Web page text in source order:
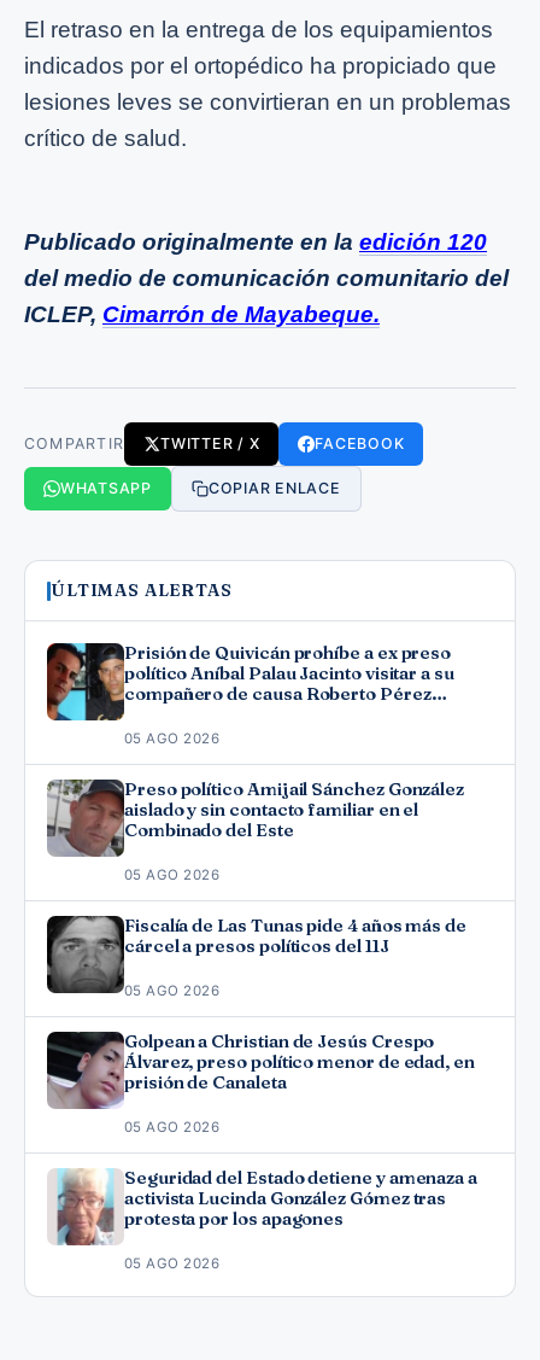
El retraso en la entrega de los equipamientos
indicados por el ortopédico ha propiciado que
lesiones leves se convirtieran en un problemas
crítico de salud.
Publicado originalmente en la edición 120
del medio de comunicación comunitario del
ICLEP, Cimarrón de Mayabeque.
COMPARTIR TWITTER / X FACEBOOK
WHATSAPP COPIAR ENLACE
ÚLTIMAS ALERTAS
Prisión de Quivicán prohíbe a ex preso
político Aníbal Palau Jacinto visitar a su
compañero de causa Roberto Pérez
05 AGO 2026
Preso político Amijail Sánchez González
aislado y sin contacto familiar en el
Combinado del Este
05 AGO 2026
Fiscalía de Las Tunas pide 4 años más de
cárcel a presos políticos del 11J
05 AGO 2026
Golpean a Christian de Jesús Crespo
Álvarez, preso político menor de edad, en
prisión de Canaleta
05 AGO 2026
Seguridad del Estado detiene y amenaza a
activista Lucinda González Gómez tras
protesta por los apagones
05 AGO 2026